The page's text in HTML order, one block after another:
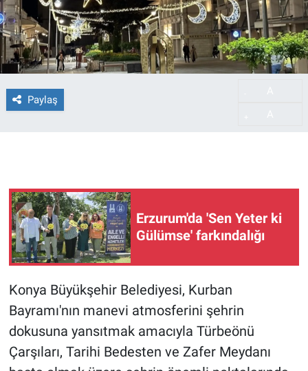
Paylaş
Erzurum'da 'Sen Yeter ki
Gülümse' farkındalığı
Konya Büyükşehir Belediyesi, Kurban
Bayramı'nın manevi atmosferini şehrin
dokusuna yansıtmak amacıyla Türbeönü
Çarşıları, Tarihi Bedesten ve Zafer Meydanı